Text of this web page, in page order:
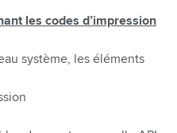
les codes d’impression
système, les éléments